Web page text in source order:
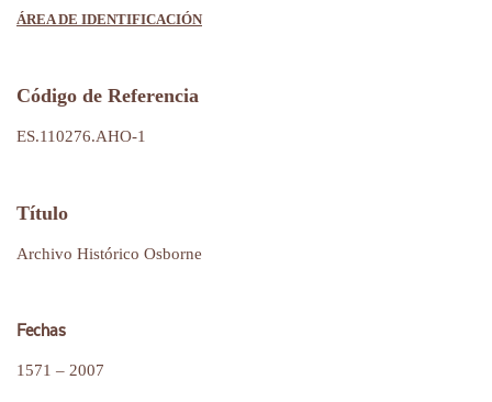
ÁREA DE IDENTIFICACIÓN
Código de Referencia
ES.110276.AHO-1
Título
Archivo Histórico Osborne
Fechas
1571 – 2007